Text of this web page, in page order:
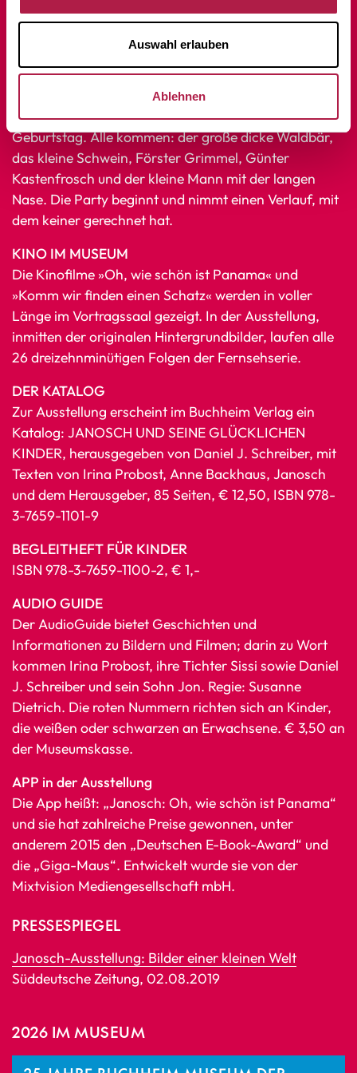
Auswahl erlauben
Ablehnen
entstehen.
Sonntag, 28. September, 15.30 Uhr
TIGERENTEN-THEATER: RIESENPARTY FÜR DEN
Eine Schauspielerin trägt vor. Der kleine Tiger seinen
Geburtstag. Alle kommen: der große dicke Waldbär,
das kleine Schwein, Förster Grimmel, Günter
Kastenfrosch und der kleine Mann mit der langen
Nase. Die Party beginnt und nimmt einen Verlauf, mit
dem keiner gerechnet hat.
KINO IM MUSEUM
Die Kinofilme »Oh, wie schön ist Panama« und
»Komm wir finden einen Schatz« werden in voller
Länge im Vortragssaal gezeigt. In der Ausstellung,
inmitten der originalen Hintergrundbilder, laufen alle
26 dreizehnminütigen Folgen der Fernsehserie.
DER KATALOG
Zur Ausstellung erscheint im Buchheim Verlag ein
Katalog: JANOSCH UND SEINE GLÜCKLICHEN
KINDER, herausgegeben von Daniel J. Schreiber, mit
Texten von Irina Probost, Anne Backhaus, Janosch
und dem Herausgeber, 85 Seiten, € 12,50, ISBN 978-
3-7659-1101-9
BEGLEITHEFT FÜR KINDER
ISBN 978-3-7659-1100-2, € 1,-
AUDIO GUIDE
Der AudioGuide bietet Geschichten und
Informationen zu Bildern und Filmen; darin zu Wort
kommen Irina Probost, ihre Tichter Sissi sowie Daniel
J. Schreiber und sein Sohn Jon. Regie: Susanne
Dietrich. Die roten Nummern richten sich an Kinder,
die weißen oder schwarzen an Erwachsene. € 3,50 an
der Museumskasse.
APP in der Ausstellung
Die App heißt: „Janosch: Oh, wie schön ist Panama“
und sie hat zahlreiche Preise gewonnen, unter
anderem 2015 den „Deutschen E-Book-Award“ und
die „Giga-Maus“. Entwickelt wurde sie von der
Mixtvision Mediengesellschaft mbH.
PRESSESPIEGEL
Janosch-Ausstellung: Bilder einer kleinen Welt
Süddeutsche Zeitung, 02.08.2019
2026 IM MUSEUM